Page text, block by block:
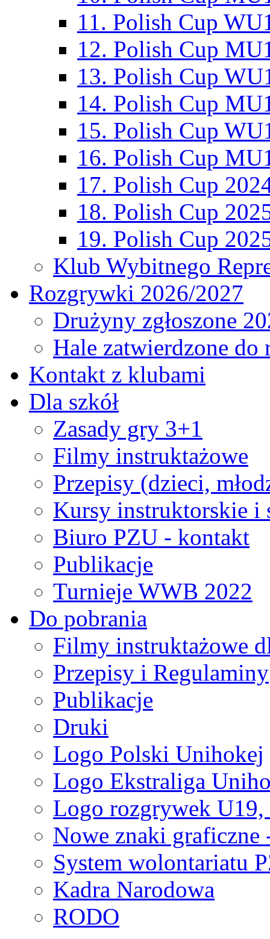
11. Polish Cup
12. Polish Cup
13. Polish Cup
14. Polish Cup
15. Polish Cup
16. Polish Cup
17. Polish Cup
18. Polish Cup
19. Polish Cup
Klub Wybitnego
Rozgrywki 2026/2027
Drużyny zgłoszone
Hale zatwierdzone
Kontakt z klubami
Dla szkół
Zasady gry 3+1
Filmy instruktażowe
Przepisy (dzieci,
Kursy instruktorskie i
Biuro PZU - kontakt
Publikacje
Turnieje WWB 2022
Do pobrania
Filmy instruktażowe
Przepisy i Regulaminy
Publikacje
Druki
Logo Polski Unihokej
Logo Ekstraliga
Logo rozgrywek
Nowe znaki graficzne
System wolontariatu
Kadra Narodowa
RODO